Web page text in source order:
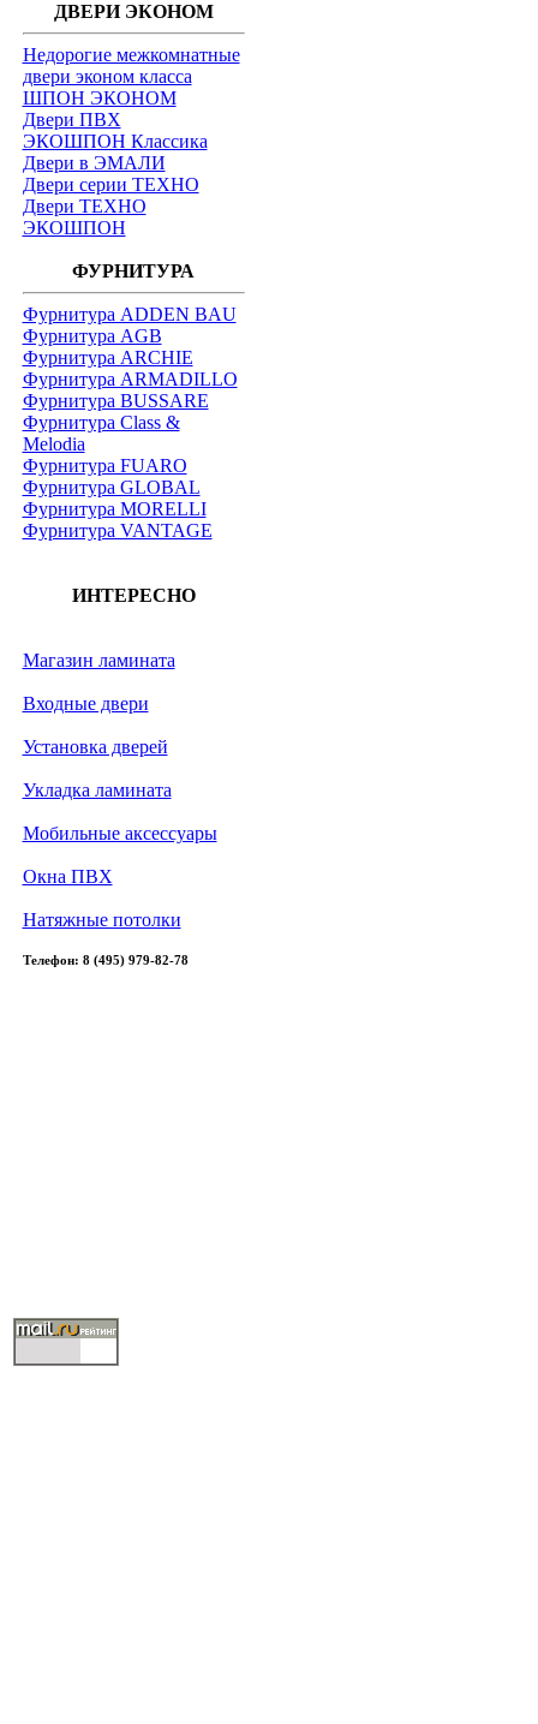
ДВЕРИ ЭКОНОМ
Недорогие межкомнатные
двери эконом класса
ШПОН ЭКОНОМ
Двери ПВХ
ЭКОШПОН Классика
Двери в ЭМАЛИ
Двери серии ТЕХНО
Двери ТЕХНО
ЭКОШПОН
ФУРНИТУРА
Фурнитура ADDEN BAU
Фурнитура AGB
Фурнитура ARCHIE
Фурнитура ARMADILLO
Фурнитура BUSSARE
Фурнитура Class &
Melodia
Фурнитура FUARO
Фурнитура GLOBAL
Фурнитура MORELLI
Фурнитура VANTAGE
ИНТЕРЕСНО
Магазин ламината
Входные двери
Установка дверей
Укладка ламината
Мобильные аксессуары
Окна ПВХ
Натяжные потолки
Телефон: 8 (495) 979-82-78